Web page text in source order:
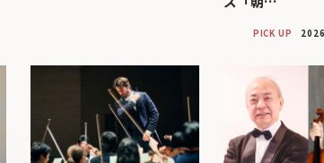
PICK UP